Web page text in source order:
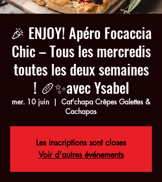
🎉 ENJOY! Apéro Focaccia
Chic – Tous les mercredis
toutes les deux semaines
! 🥖✨avec Ysabel
mer. 10 juin
  |
Cat'chapa Crêpes Galettes &
Cachapas
Les inscriptions sont closes
Voir d'autres événements